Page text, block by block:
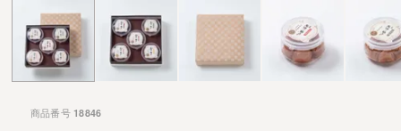
商品番号 18846